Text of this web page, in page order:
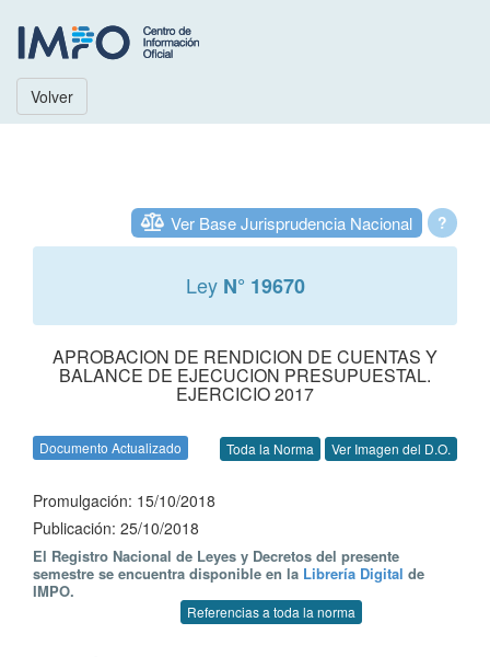
Volver
?
Ver Base Jurisprudencia Nacional
Ley N° 19670
APROBACION DE RENDICION DE CUENTAS Y
BALANCE DE EJECUCION PRESUPUESTAL.
EJERCICIO 2017
Documento Actualizado Toda la Norma Ver Imagen del D.O.
Promulgación: 15/10/2018
Publicación: 25/10/2018
El Registro Nacional de Leyes y Decretos del presente
semestre se encuentra disponible en la Librería Digital de
IMPO.
Referencias a toda la norma